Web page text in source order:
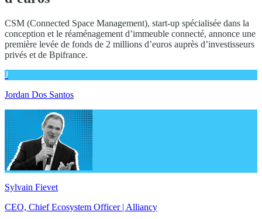
CSM (Connected Space Management), start-up spécialisée dans la
conception et le réaménagement d’immeuble connecté, annonce une
première levée de fonds de 2 millions d’euros auprès d’investisseurs
privés et de Bpifrance.
J
Jordan Dos Santos
Sylvain Fievet
CEO, Chief Ecosystem Officer | Alliancy